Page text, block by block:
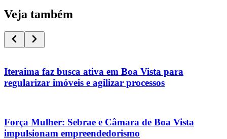
Veja também
Iteraima faz busca ativa em Boa Vista para
regularizar imóveis e agilizar processos
Força Mulher: Sebrae e Câmara de Boa Vista
impulsionam empreendedorismo